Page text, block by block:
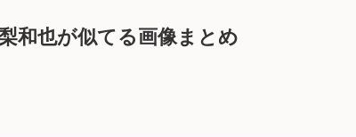
和也が似てる画像まとめ